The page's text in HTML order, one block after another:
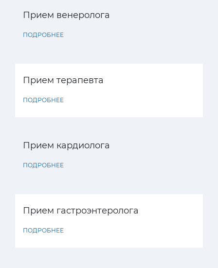
Прием венеролога
ПОДРОБНЕЕ
Прием терапевта
ПОДРОБНЕЕ
Прием кардиолога
ПОДРОБНЕЕ
Прием гастроэнтеролога
ПОДРОБНЕЕ